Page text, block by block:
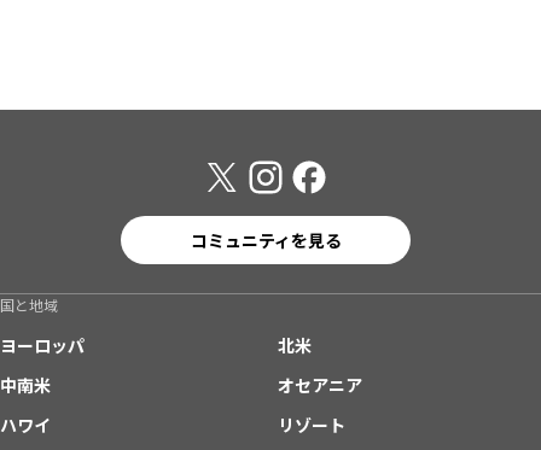
コミュニティを見る
国と地域
ヨーロッパ
北米
中南米
オセアニア
ハワイ
リゾート